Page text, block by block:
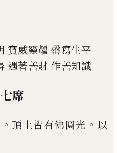
寶威靈耀 罄寫生平
遇著善財 作善知識
席
。 頂上皆有佛圓光 。 以